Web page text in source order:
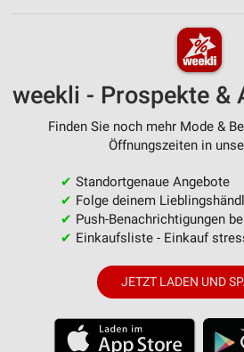
weekli - Prospekte &
Finden Sie noch mehr Mode &
Öffnungszeiten in
✔ Standortgenaue Angebote
✔ Folge deinem
✔ Push-Benachrichtigungen
✔ Einkaufsliste - Einkauf
JETZT LADEN UND